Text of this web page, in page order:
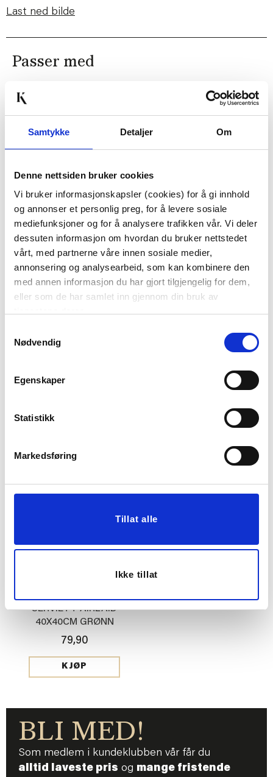
Samtykke Detaljer Om
Denne nettsiden bruker cookies
Vi bruker informasjonskapsler (cookies) for å gi innhold
og annonser et personlig preg, for å levere sosiale
mediefunksjoner og for å analysere trafikken vår. Vi deler
dessuten informasjon om hvordan du bruker nettstedet
vårt, med partnerne våre innen sosiale medier,
annonsering og analysearbeid, som kan kombinere den
med annen informasjon du har gjort tilgjengelig for dem,
eller som de har samlet inn gjennom din bruk av
Nødvendig
Egenskaper
Statistikk
Markedsføring
Tillat alle
Ikke tillat
Last ned bilde
Passer med
SERVIETT
SMÅHJERTER
49,90
Vis mer
SERVIETT
SMÅBLOMSTER HVIT
49,90
Vis mer
40X40CM MØRK RØD
KJØP
SERVIETT AIRLAID
40X40CM GRØNN
79,90
KJØP
BLI MED!
Som medlem i kundeklubben vår får du
alltid laveste pris og mange fristende